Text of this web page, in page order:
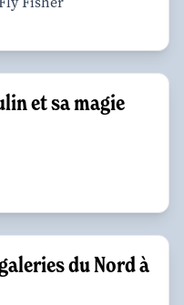
et sa magie
du Nord à